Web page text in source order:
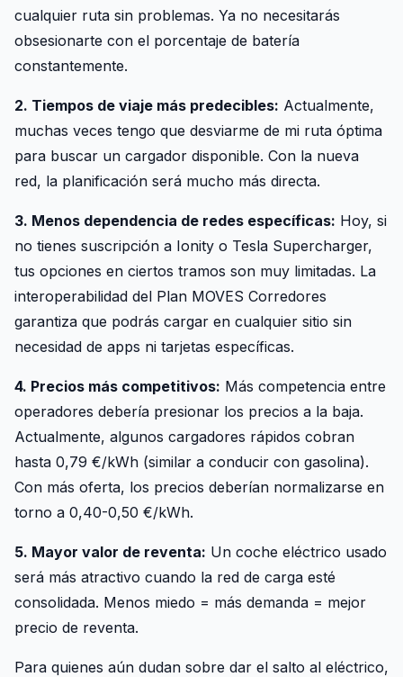
cualquier ruta sin problemas. Ya no necesitarás
obsesionarte con el porcentaje de batería
constantemente.
2. Tiempos de viaje más predecibles: Actualmente,
muchas veces tengo que desviarme de mi ruta óptima
para buscar un cargador disponible. Con la nueva
red, la planificación será mucho más directa.
3. Menos dependencia de redes específicas: Hoy, si
no tienes suscripción a Ionity o Tesla Supercharger,
tus opciones en ciertos tramos son muy limitadas. La
interoperabilidad del Plan MOVES Corredores
garantiza que podrás cargar en cualquier sitio sin
necesidad de apps ni tarjetas específicas.
4. Precios más competitivos: Más competencia entre
operadores debería presionar los precios a la baja.
Actualmente, algunos cargadores rápidos cobran
hasta 0,79 €/kWh (similar a conducir con gasolina).
Con más oferta, los precios deberían normalizarse en
torno a 0,40-0,50 €/kWh.
5. Mayor valor de reventa: Un coche eléctrico usado
será más atractivo cuando la red de carga esté
consolidada. Menos miedo = más demanda = mejor
precio de reventa.
Para quienes aún dudan sobre dar el salto al eléctrico,